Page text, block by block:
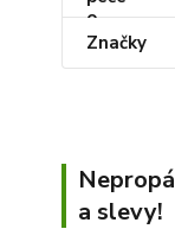
Značky
a slevy!